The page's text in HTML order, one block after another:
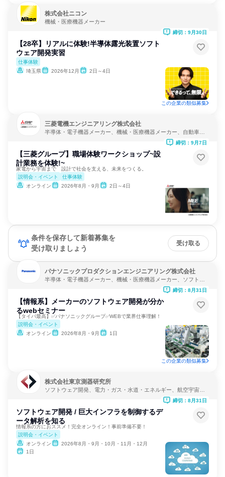
株式会社ニコン
機械・医療機器メーカー
【28卒】リアルに体験!半導体露光装置ソフト
ウェア開発実習
仕事体験
埼玉県
2026年12月 2日～4日
締切：9月30日
この企業の類似募集
三菱電機エンジニアリング株式会社
半導体・電子機器メーカー、機械・医療機器メーカー、自動車・
【三菱グループ】職場体験ワークショップ~設
計業務を体験!~
家電から宇宙まで 設計で社会を支える、未来をつくる。
説明会・イベント
仕事体験
オンライン
2026年8月・9月 2日～4日
締切：9月7日
条件を保存して新着募集を
受け取りましょう
受け取る
パナソニックプロダクションエンジニアリング株式会社
半導体・電子機器メーカー、機械・医療機器メーカー、ソフトウ
【情報系】メーカーのソフトウェア開発が分か
るwebセミナー
【タイパ最高】✅パナソニックグループ✅WEBで業界仕事理解！
説明会・イベント
オンライン
2026年8月・9月 1日
締切：8月31日
この企業の類似募集
株式会社東京測器研究所
ソフトウェア開発、電力・ガス・水道・エネルギー、航空宇宙・
ソフトウェア開発 / 巨大インフラを制御するデ
ータ解析を知る
情報系の方におススメ！完全オンライン！事前準備不要！
説明会・イベント
オンライン
2026年8月・9月・10月・11月・12月
1日
締切：8月31日